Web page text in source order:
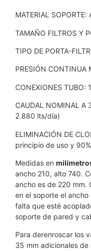
MATERIAL
TAMAÑO FILTROS Y
TIPO DE PORTA-
PRESIÓN CONTINUA
CONEXIONES TUBO:
CAUDAL NOMINAL A
2.880 lts/día)
ELIMINACIÓN DE
principio de uso y
Medidas en
ancho 210, alto 740.
ancho es de 220 mm.
en el soporte el
falta que esté
soporte de pared y
Para derenroscar los
35 mm adicionales de